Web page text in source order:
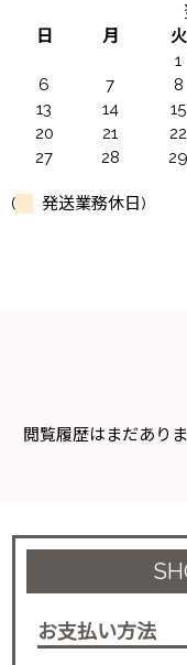
日
月 火
1
6
7 8
13
14 15
20
21 22
27
28 29
( 発送業務休日)
閲覧履歴はまだあり
お支払い方法